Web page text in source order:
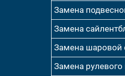
Замена
Замена
Замена шаровой
Замена рулевого